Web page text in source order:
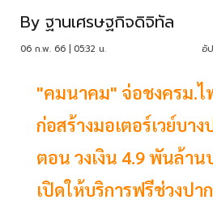
By ฐานเศรษฐกิจดิจิทัล
06 ก.พ. 66 | 05:32 น. อั
"คมนาคม" จ่อชงครม.ไ
ก่อสร้างมอเตอร์เวย์บา
ตอน วงเงิน 4.9 พันล้าน
เปิดให้บริการฟรีช่วงปา